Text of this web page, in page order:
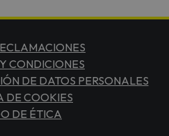
CONDICIONES
DE DATOS PERSONALES
DE COOKIES
DE ÉTICA